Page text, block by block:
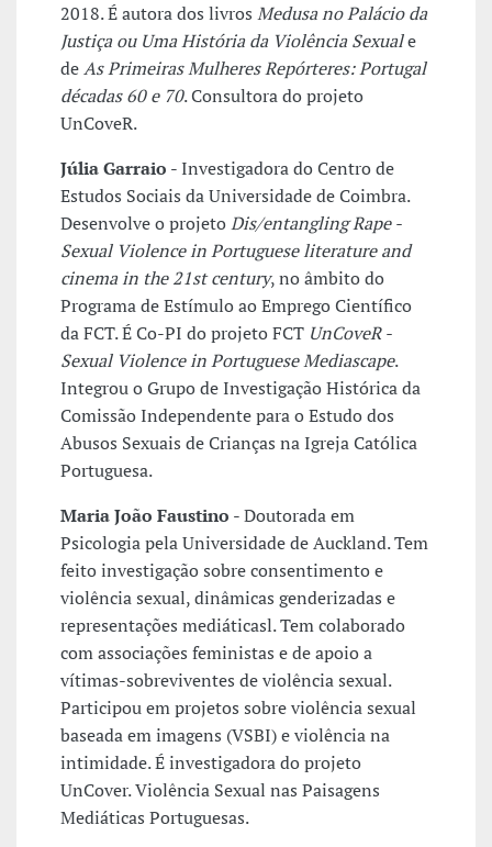
2018. É autora dos livros Medusa no Palácio da
Justiça ou Uma História da Violência Sexuale
deAs Primeiras Mulheres Repórteres: Portugal
décadas 60 e 70. Consultora do projeto
UnCoveR.
Júlia Garraio - Investigadora do Centro de
Estudos Sociais da Universidade de Coimbra.
Desenvolve o projetoDis/entangling Rape -
Sexual Violence in Portuguese literature and
cinema in the 21st century, no âmbito do
Programa de Estímulo ao Emprego Científico
da FCT. É Co-PI do projeto FCT UnCoveR -
Sexual Violence in Portuguese Mediascape.
Integrou o Grupo de Investigação Histórica da
Comissão Independente para o Estudo dos
Abusos Sexuais de Crianças na Igreja Católica
Portuguesa.
Maria João Faustino - Doutorada em
Psicologia pela Universidade de Auckland. Tem
feito investigação sobre consentimento e
violência sexual, dinâmicas genderizadas e
representações mediáticasl. Tem colaborado
com associações feministas e de apoio a
vítimas-sobreviventes de violência sexual.
Participou em projetos sobre violência sexual
baseada em imagens (VSBI) e violência na
intimidade. É investigadora do projeto
UnCover. Violência Sexual nas Paisagens
Mediáticas Portuguesas.